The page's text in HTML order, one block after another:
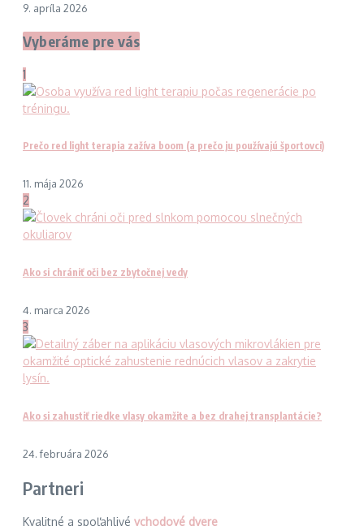
9. apríla 2026
Vyberáme pre vás
1
Prečo red light terapia zažíva boom (a prečo ju používajú športovci)
11. mája 2026
2
Ako si chrániť oči bez zbytočnej vedy
4. marca 2026
3
Ako si zahustiť riedke vlasy okamžite a bez drahej transplantácie?
24. februára 2026
Partneri
Kvalitné a spoľahlivé vchodové dvere